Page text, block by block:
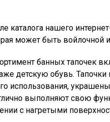
каталога нашего
может быть войлочной
банных тапочек
детскую обувь. Тапочки
использования,
выполняют свою
с нагретыми